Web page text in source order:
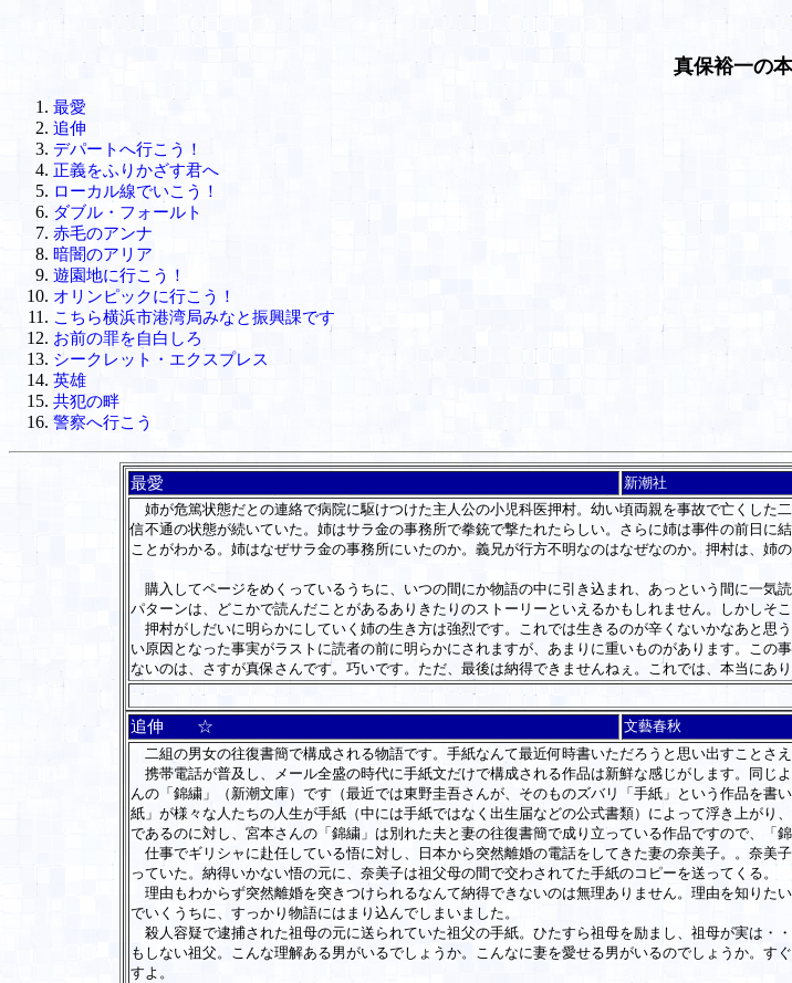
真保裕一の
最愛
追伸
デパートへ行こう！
正義をふりかざす君へ
ローカル線でいこう！
ダブル・フォールト
赤毛のアンナ
暗闇のアリア
遊園地に行こう！
オリンピックに行こう！
こちら横浜市港湾局みなと振興課です
お前の罪を自白しろ
シークレット・エクスプレス
英雄
共犯の畔
警察へ行こう
最愛
新潮社
姉が危篤状態だとの連絡で病院に駆けつけた主人公の小児科医押村。幼い頃両親を事故で亡くした
信不通の状態が続いていた。姉はサラ金の事務所で拳銃で撃たれたらしい。さらに姉は事件の前日
ことがわかる。姉はなぜサラ金の事務所にいたのか。義兄が行方不明なのはなぜなのか。押村は、姉の
購入してページをめくっているうちに、いつの間にか物語の中に引き込まれ、あっという間に一気
パターンは、どこかで読んだことがあるありきたりのストーリーといえるかもしれません。しかしそ
押村がしだいに明らかにしていく姉の生き方は強烈です。これでは生きるのが辛くないかなあと思
い原因となった事実がラストに読者の前に明らかにされますが、あまりに重いものがあります。こ
ないのは、さすが真保さんです。巧いです。ただ、最後は納得できませんねぇ。これでは、本当にあ
追伸 ☆
文藝春秋
二組の男女の往復書簡で構成される物語です。手紙なんて最近何時書いただろうと思い出すことさ
携帯電話が普及し、メール全盛の時代に手紙文だけで構成される作品は新鮮な感じがします。同じ
んの「錦繍」（新潮文庫）です（最近では東野圭吾さんが、そのものズバリ「手紙」という作品を
紙」が様々な人たちの人生が手紙（中には手紙ではなく出生届などの公式書類）によって浮き上が
であるのに対し、宮本さんの「錦繍」は別れた夫と妻の往復書簡で成り立っている作品ですので、「
仕事でギリシャに赴任している悟に対し、日本から突然離婚の電話をしてきた妻の奈美子。。奈美
っていた。納得いかない悟の元に、奈美子は祖父母の間で交わされてた手紙のコピーを送ってくる。
理由もわからず突然離婚を突きつけられるなんて納得できないのは無理ありません。理由を知りた
でいくうちに、すっかり物語にはまり込んでしまいました。
殺人容疑で逮捕された祖母の元に送られていた祖父の手紙。ひたすら祖母を励まし、祖母が実は・
もしない祖父。こんな理解ある男がいるでしょうか。こんなに妻を愛せる男がいるのでしょうか。
すよ。